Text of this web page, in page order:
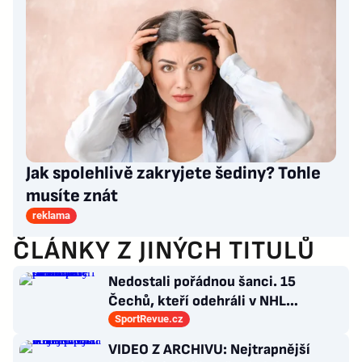
Jak spolehlivě zakryjete šediny? Tohle
musíte znát
reklama
ČLÁNKY Z JINÝCH TITULŮ
Nedostali pořádnou šanci. 15
Čechů, kteří odehráli v NHL
maximálně dva zápasy
SportRevue.cz
VIDEO Z ARCHIVU: Nejtrapnější